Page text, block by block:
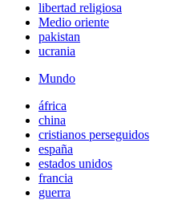
libertad religiosa
Medio oriente
pakistan
ucrania
Mundo
áfrica
china
cristianos perseguidos
españa
estados unidos
francia
guerra